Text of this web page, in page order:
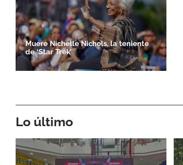
Muere Nichelle Nichols, la teniente
de ‘Star Trek’
Lo último